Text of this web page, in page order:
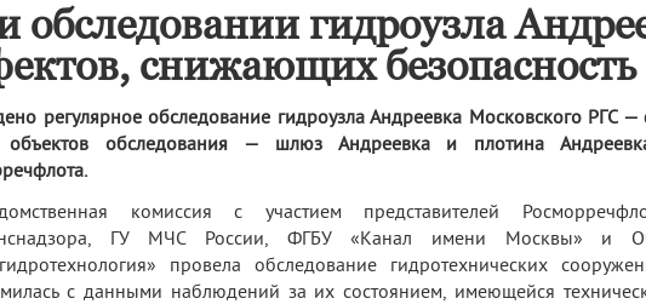
обследовании гидроузла
снижающих
регулярное обследование гидроузла Андреевка Московского
обследования — шлюз Андреевка и плотина
комиссия с участием представителей
ГУ МЧС России, ФГБУ «Канал имени Москвы» и
провела обследование гидротехнических
с данными наблюдений за их состоянием, имеющейся